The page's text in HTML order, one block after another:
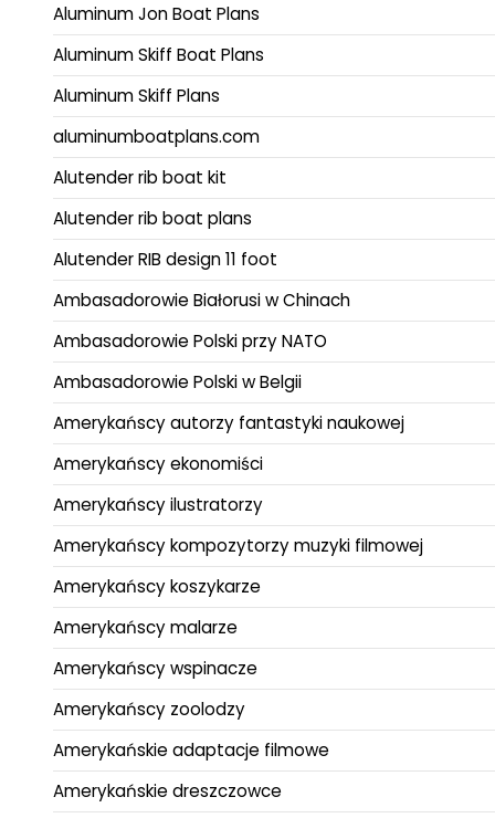
Aluminum Jon Boat Plans
Aluminum Skiff Boat Plans
Aluminum Skiff Plans
aluminumboatplans.com
Alutender rib boat kit
Alutender rib boat plans
Alutender RIB design 11 foot
Ambasadorowie Białorusi w Chinach
Ambasadorowie Polski przy NATO
Ambasadorowie Polski w Belgii
Amerykańscy autorzy fantastyki naukowej
Amerykańscy ekonomiści
Amerykańscy ilustratorzy
Amerykańscy kompozytorzy muzyki filmowej
Amerykańscy koszykarze
Amerykańscy malarze
Amerykańscy wspinacze
Amerykańscy zoolodzy
Amerykańskie adaptacje filmowe
Amerykańskie dreszczowce